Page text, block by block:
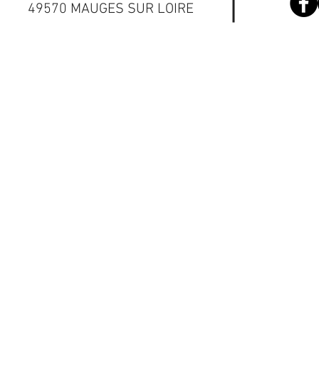
49570 MAUGES SUR LOIRE